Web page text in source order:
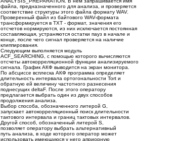
файла, предназначенного для анализа, и проверяется
соответствие структуры этого файла формату WAV.
Проверенный файл из байтового WAV-формата
трансформируется в TXT - формат, значения его
отсчетов нормируются, из них исключается постоянная
составляющая, устраняются остатки пауз в начале и
конце, после чего сигнал проверяется на наличие
клиппирования.
Следующим выполняется модуль
ACF_SEARCHING, с помощью которого вычисляются
отсчеты автокорреляционной функции анализируемого
сигнала. График АКФ выводится на экран монитора.
По абсциссе всплеска АКФ программа определяет
длительность интервала ортогональности Tort и
обратную ей величину частотного разнесения
поднесущих deltaF. После этого оператору
предлагается выбрать один из двух способов
продолжения анализа.
Выбор способа, обозначенного литерой G,
запускает автокорреляционный поиск длительности
тактового интервала и границ тактовых интервалов.
Другой способ, обозначенный литерой S,
позволяет оператору выбрать альтернативный
путь анализа, в ходе которого оператор может
использовать имеющуюся у него априорную